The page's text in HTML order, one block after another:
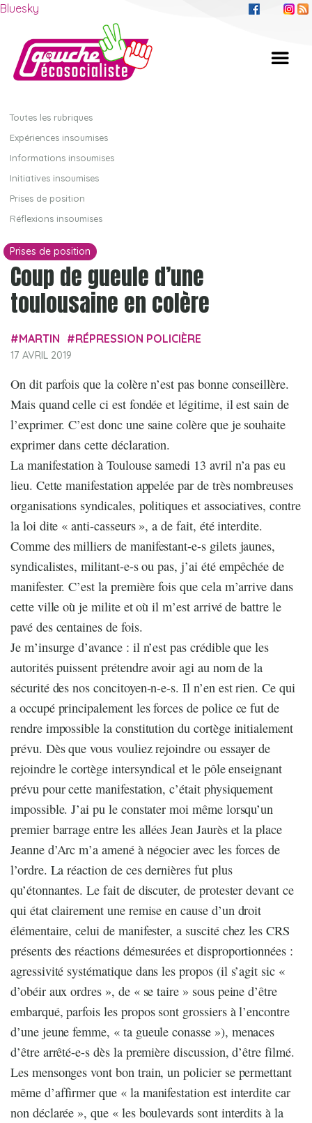
Bluesky
Toutes les rubriques
Expériences insoumises
Informations insoumises
Initiatives insoumises
Prises de position
Réflexions insoumises
Prises de position
Coup de gueule d’une
toulousaine en colère
MARTIN RÉPRESSION POLICIÈRE
17 AVRIL 2019
On dit parfois que la colère n’est pas bonne conseillère.
Mais quand celle ci est fondée et légitime, il est sain de
l’exprimer. C’est donc une saine colère que je souhaite
exprimer dans cette déclaration.
La manifestation à Toulouse samedi 13 avril n’a pas eu
lieu. Cette manifestation appelée par de très nombreuses
organisations syndicales, politiques et associatives, contre
la loi dite « anti-casseurs », a de fait, été interdite.
Comme des milliers de manifestant-e-s gilets jaunes,
syndicalistes, militant-e-s ou pas, j’ai été empêchée de
manifester. C’est la première fois que cela m’arrive dans
cette ville où je milite et où il m’est arrivé de battre le
pavé des centaines de fois.
Je m’insurge d’avance : il n’est pas crédible que les
autorités puissent prétendre avoir agi au nom de la
sécurité des nos concitoyen-n-e-s. Il n’en est rien. Ce qui
a occupé principalement les forces de police ce fut de
rendre impossible la constitution du cortège initialement
prévu. Dès que vous vouliez rejoindre ou essayer de
rejoindre le cortège intersyndical et le pôle enseignant
prévu pour cette manifestation, c’était physiquement
impossible. J’ai pu le constater moi même lorsqu’un
premier barrage entre les allées Jean Jaurès et la place
Jeanne d’Arc m’a amené à négocier avec les forces de
l’ordre. La réaction de ces dernières fut plus
qu’étonnantes. Le fait de discuter, de protester devant ce
qui état clairement une remise en cause d’un droit
élémentaire, celui de manifester, a suscité chez les CRS
présents des réactions démesurées et disproportionnées :
agressivité systématique dans les propos (il s’agit sic «
d’obéir aux ordres », de « se taire » sous peine d’être
embarqué, parfois les propos sont grossiers à l’encontre
d’une jeune femme, « ta gueule conasse »), menaces
d’être arrêté-e-s dès la première discussion, d’être filmé.
Les mensonges vont bon train, un policier se permettant
même d’affirmer que « la manifestation est interdite car
non déclarée », que « les boulevards sont interdits à la